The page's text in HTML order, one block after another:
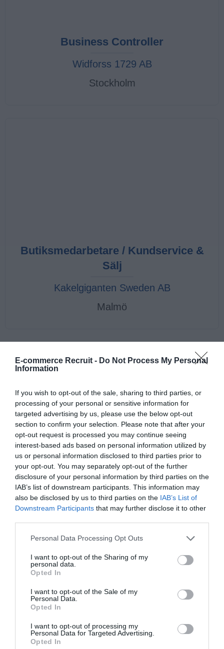
E-commerce Recruit - Do Not Process My Personal
Information
If you wish to opt-out of the sale, sharing to third parties, or
processing of your personal or sensitive information for
targeted advertising by us, please use the below opt-out
section to confirm your selection. Please note that after your
opt-out request is processed you may continue seeing
interest-based ads based on personal information utilized by
us or personal information disclosed to third parties prior to
your opt-out. You may separately opt-out of the further
disclosure of your personal information by third parties on the
IAB’s list of downstream participants. This information may
also be disclosed by us to third parties on the IAB’s List of
Downstream Participants that may further disclose it to other
Personal Data Processing Opt Outs
I want to opt-out of the Sharing of my
personal data.
Opted In
I want to opt-out of the Sale of my
Personal Data.
Opted In
I want to opt-out of processing my
Personal Data for Targeted Advertising.
Opted In
Business Controller
Widforss 1729 AB
Stockholm
Butiksmedarbetare / Kundservice &
Sälj
Kakelgiganten Sweden AB
Malmö
Se alla jobb
Du har väl inte missat
vår podcast